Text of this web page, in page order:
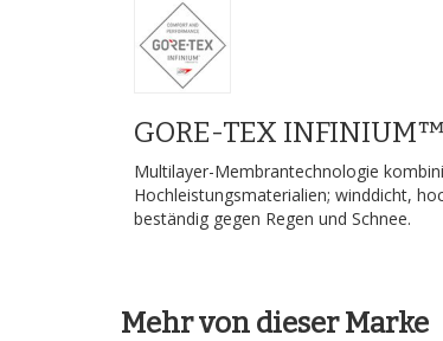
GORE-TEX INFINIUM™
Multilayer-Membrantechnologie
Hochleistungsmaterialien; winddicht,
beständig gegen Regen und Schnee.
Mehr von dieser Marke